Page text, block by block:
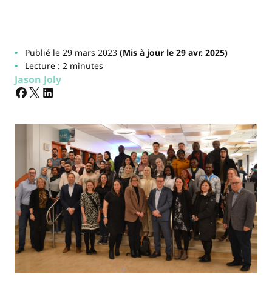
Publié le 29 mars 2023(Mis à jour le 29 avr. 2025)
Lecture : 2 minutes
Jason Joly